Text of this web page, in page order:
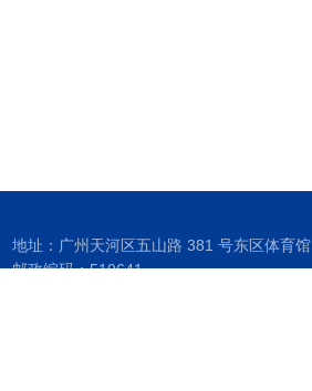
地址：广州天河区五山路 381 号东区体育馆
邮政编码：510641